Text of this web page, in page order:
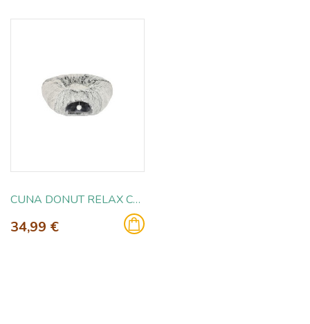
CUNA DONUT RELAX CON TUNEL 80X80X25
34,99 €